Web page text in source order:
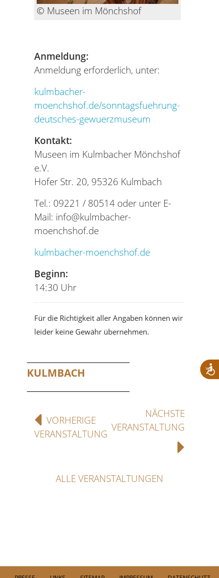
© Museen im Mönchshof
Anmeldung:
Anmeldung erforderlich, unter:
kulmbacher-
moenchshof.de/sonntagsfuehrung-
deutsches-gewuerzmuseum
Kontakt:
Museen im Kulmbacher Mönchshof
e.V.
Hofer Str. 20, 95326 Kulmbach
Tel.: 09221 / 80514 oder unter E-
Mail: info@kulmbacher-
moenchshof.de
kulmbacher-moenchshof.de
Beginn:
14:30 Uhr
Für die Richtigkeit aller Angaben können wir
leider keine Gewähr übernehmen.
KULMBACH
VORHERIGE
VERANSTALTUNG
NÄCHSTE
VERANSTALTUNG
ALLE VERANSTALTUNGEN